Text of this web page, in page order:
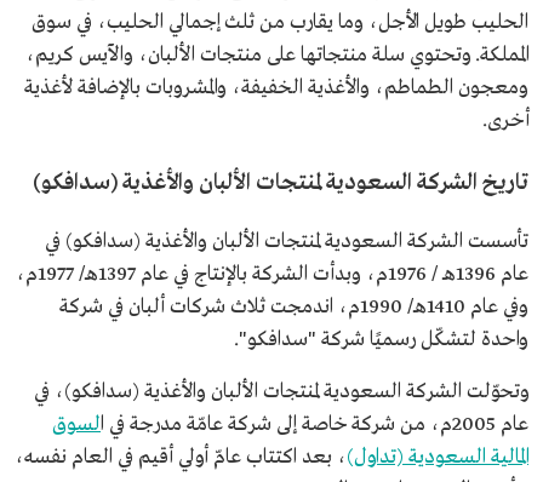
الحليب طويل الأجل، وما يقارب من ثلث إجمالي الحليب، في سوق
المملكة. وتحتوي سلة منتجاتها على منتجات الألبان، والآيس كريم،
ومعجون الطماطم، والأغذية الخفيفة، والمشروبات بالإضافة لأغذية
أخرى.
تاريخ الشركة السعودية لمنتجات الألبان والأغذية (سدافكو)
تأسست الشركة السعودية لمنتجات الألبان والأغذية (سدافكو) في
عام 1396هـ / 1976م، وبدأت الشركة بالإنتاج في عام 1397هـ/ 1977م،
وفي عام 1410هـ/ 1990م، اندمجت ثلاث شركات ألبان في شركة
واحدة لتشكّل رسميًا شركة "سدافكو".
وتحوّلت الشركة السعودية لمنتجات الألبان والأغذية (سدافكو)، في
عام 2005م، من شركة خاصة إلى شركة عامّة مدرجة في ا
لسوق
المالية السعودية (تداول)، بعد اكتتاب عامّ أولي أقيم في العام نفسه،